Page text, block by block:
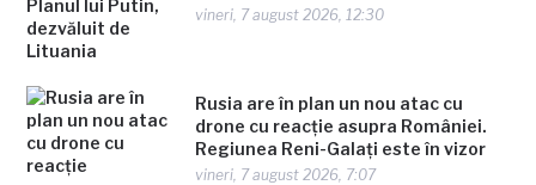
vineri, 7 august 2026, 12:30
Rusia are în plan un nou atac cu
drone cu reacție asupra României.
Regiunea Reni-Galați este în vizor
vineri, 7 august 2026, 7:07